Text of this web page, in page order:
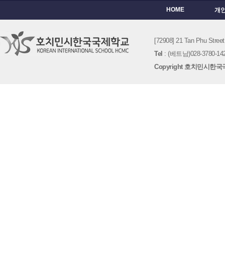
HOME 개
[72908] 21 Tan Phu
Tel : (베트남)028-3780-
Copyright 호치민시한국